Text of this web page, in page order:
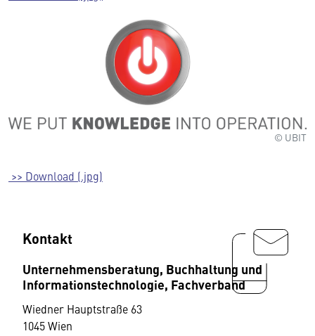
© UBIT
>> Download (.jpg)
Kontakt
Unternehmensberatung, Buchhaltung und
Informationstechnologie, Fachverband
Wiedner Hauptstraße 63
1045 Wien